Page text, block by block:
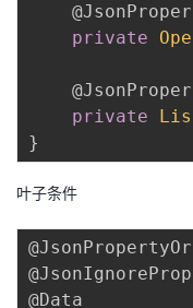
private
private
}
叶子条件
@Data